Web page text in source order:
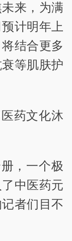
来，为满
计明年上
结合更多
等肌肤护
药文化沐
，一个极
中医药元
者们目不